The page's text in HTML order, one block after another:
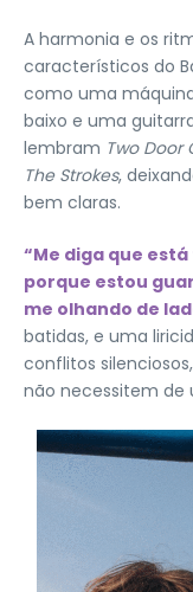
A harmonia e os
característicos do
como uma
baixo e uma
lembram Two Door
The Strokes,
bem claras.
“Me diga que
porque estou
me olhando de
batidas, e uma
conflitos
não necessitem de